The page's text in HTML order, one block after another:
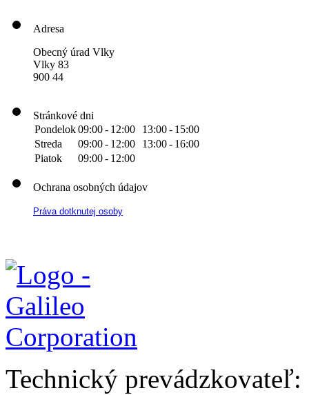
Adresa
Obecný úrad Vlky
Vlky 83
900 44
Stránkové dni
Pondelok09:00- 12:00 13:00- 15:00
Streda
09:00- 12:00 13:00- 16:00
Piatok
09:00- 12:00
Ochrana osobných údajov
Práva dotknutej osoby
Technický prevádzkovateľ: